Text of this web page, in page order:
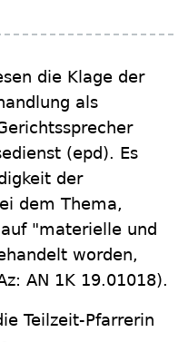
die Klage der
als
(epd). Es
der
dem Thema,
"materielle und
worden,
AN 1K 19.01018).
Teilzeit-Pfarrerin